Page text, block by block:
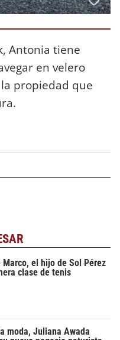
Antonia tiene
en velero
propiedad que
Marco, el hijo de Sol Pérez
clase de tenis
moda, Juliana Awada